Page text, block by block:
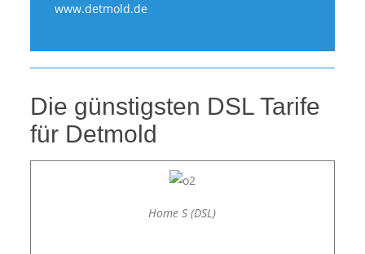
www.detmold.de
Die günstigsten DSL Tarife
für Detmold
Home S (DSL)